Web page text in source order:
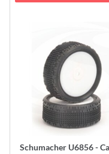
Schumacher U6856 -